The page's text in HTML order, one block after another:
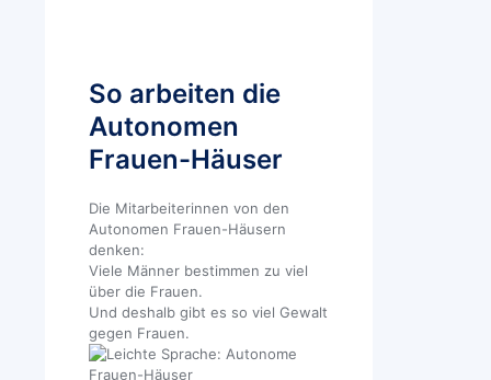
So arbeiten die
Autonomen
Frauen-Häuser
Die Mitarbeiterinnen von den
Autonomen Frauen-Häusern
denken:
Viele Männer bestimmen zu viel
über die Frauen.
Und deshalb gibt es so viel Gewalt
gegen Frauen.